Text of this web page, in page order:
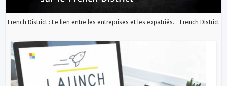
French District : Le lien entre les entreprises et les expatriés. - French District